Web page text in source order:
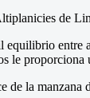
de
equilibrio entre
le
de la